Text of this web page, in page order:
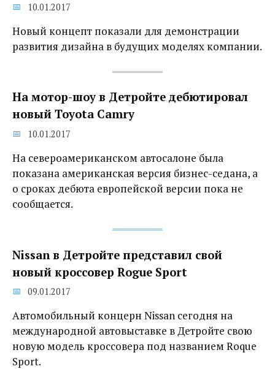
10.01.2017
Новый концепт показали для демонстрации
развития дизайна в будущих моделях компании.
На мотор-шоу в Детройте дебютировал
новый Toyota Camry
10.01.2017
На североамериканском автосалоне была
показана американская версия бизнес-седана, а
о сроках дебюта европейской версии пока не
сообщается.
Nissan в Детройте представил свой
новый кроссовер Rogue Sport
09.01.2017
Автомобильный концерн Nissan сегодня на
международной автовыставке в Детройте свою
новую модель кроссовера под названием Roque
Sport.